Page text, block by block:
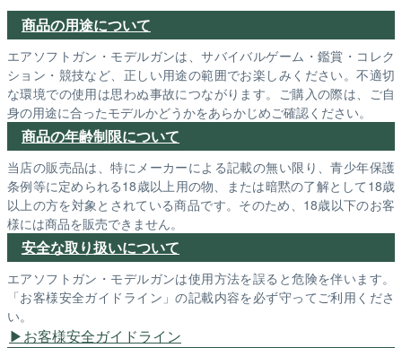
商品の用途について
エアソフトガン・モデルガンは、サバイバルゲーム・鑑賞・コレク
ション・競技など、正しい用途の範囲でお楽しみください。不適切
な環境での使用は思わぬ事故につながります。ご購入の際は、ご自
身の用途に合ったモデルかどうかをあらかじめご確認ください。
商品の年齢制限について
当店の販売品は、特にメーカーによる記載の無い限り、青少年保護
条例等に定められる18歳以上用の物、または暗黙の了解として18歳
以上の方を対象とされている商品です。そのため、18歳以下のお客
様には商品を販売できません。
安全な取り扱いについて
エアソフトガン・モデルガンは使用方法を誤ると危険を伴います。
「お客様安全ガイドライン」の記載内容を必ず守ってご利用くださ
い。
お客様安全ガイドライン